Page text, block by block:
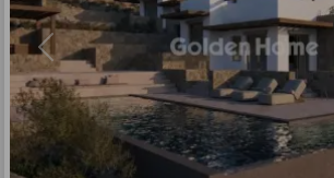
Previous